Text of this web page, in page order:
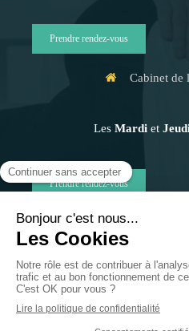
Prendre rendez-vous
Cabinet de
Les Mardiet
Prendre rendez-vous
Création et référencement du site par
Site partenaire deAFC